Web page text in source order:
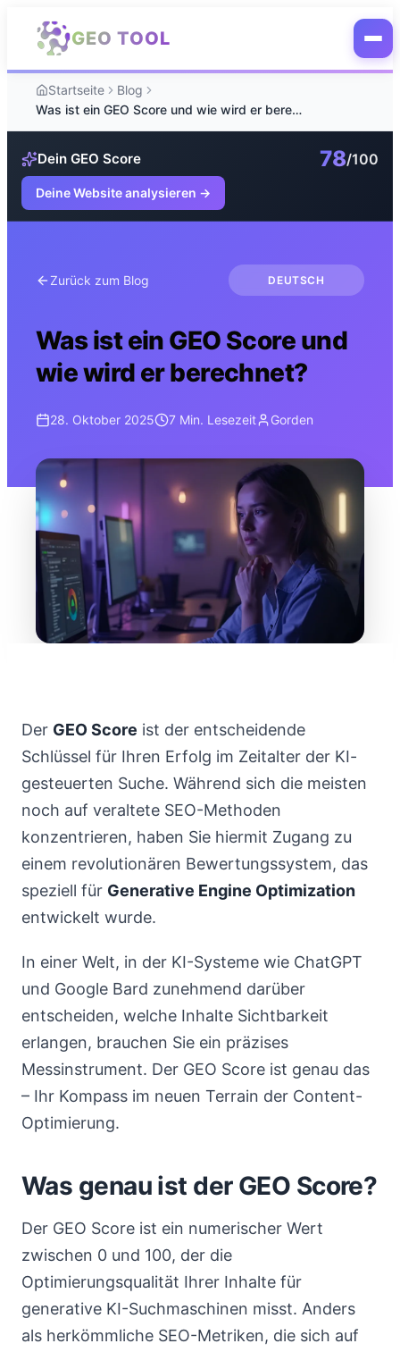
Zum Hauptinhalt springen
GEO TOOL
Startseite
Blog
Was ist ein GEO Score und wie wird er berechnet?
Dein GEO Score 78/100
Deine Website analysieren →
Zurück zum Blog DEUTSCH
Was ist ein GEO Score und
wie wird er berechnet?
28. Oktober 2025 7 Min. Lesezeit Gorden
Der GEO Score ist der entscheidende
Schlüssel für Ihren Erfolg im Zeitalter der KI-
gesteuerten Suche. Während sich die meisten
noch auf veraltete SEO-Methoden
konzentrieren, haben Sie hiermit Zugang zu
einem revolutionären Bewertungssystem, das
speziell für Generative Engine Optimization
entwickelt wurde.
In einer Welt, in der KI-Systeme wie ChatGPT
und Google Bard zunehmend darüber
entscheiden, welche Inhalte Sichtbarkeit
erlangen, brauchen Sie ein präzises
Messinstrument. Der GEO Score ist genau das
– Ihr Kompass im neuen Terrain der Content-
Optimierung.
Was genau ist der GEO Score?
Der GEO Score ist ein numerischer Wert
zwischen 0 und 100, der die
Optimierungsqualität Ihrer Inhalte für
generative KI-Suchmaschinen misst. Anders
als herkömmliche SEO-Metriken, die sich auf